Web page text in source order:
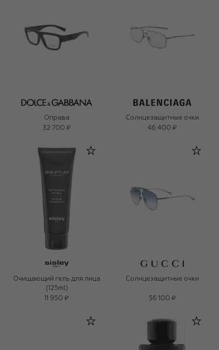
Оправа
32 700 ₽
Солнцезащитные очки
46 400 ₽
Очищающий гель для лица
(125ml)
11 950 ₽
Солнцезащитные очки
56 100 ₽